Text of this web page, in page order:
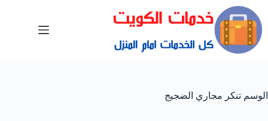
الوسم تنكر مجاري الضجيج